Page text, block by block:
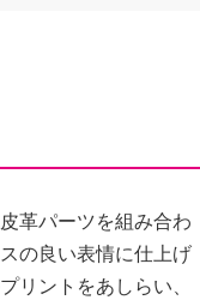
革パーツを組み合わ
の良い表情に仕上げ
リントをあしらい、